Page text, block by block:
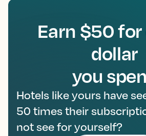
Earn $50
dollar
you
Hotels like yours have
50 times their
not see for yourself?